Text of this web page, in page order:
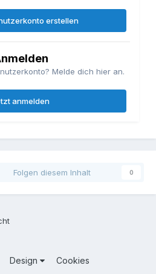
erstellen
Melde dich hier an.
anmelden
Folgen diesem Inhalt 0
Design Cookies